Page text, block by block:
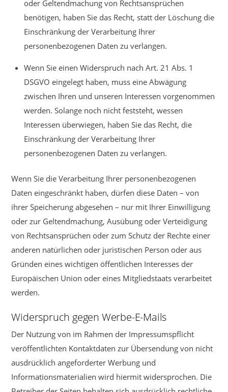
oder Geltendmachung von Rechtsansprüchen
benötigen, haben Sie das Recht, statt der Löschung die
Einschränkung der Verarbeitung Ihrer
personenbezogenen Daten zu verlangen.
Wenn Sie einen Widerspruch nach Art. 21 Abs. 1
DSGVO eingelegt haben, muss eine Abwägung
zwischen Ihren und unseren Interessen vorgenommen
werden. Solange noch nicht feststeht, wessen
Interessen überwiegen, haben Sie das Recht, die
Einschränkung der Verarbeitung Ihrer
personenbezogenen Daten zu verlangen.
Wenn Sie die Verarbeitung Ihrer personenbezogenen
Daten eingeschränkt haben, dürfen diese Daten – von
ihrer Speicherung abgesehen – nur mit Ihrer Einwilligung
oder zur Geltendmachung, Ausübung oder Verteidigung
von Rechtsansprüchen oder zum Schutz der Rechte einer
anderen natürlichen oder juristischen Person oder aus
Gründen eines wichtigen öffentlichen Interesses der
Europäischen Union oder eines Mitgliedstaats verarbeitet
werden.
Widerspruch gegen Werbe-E-Mails
Der Nutzung von im Rahmen der Impressumspflicht
veröffentlichten Kontaktdaten zur Übersendung von nicht
ausdrücklich angeforderter Werbung und
Informationsmaterialien wird hiermit widersprochen. Die